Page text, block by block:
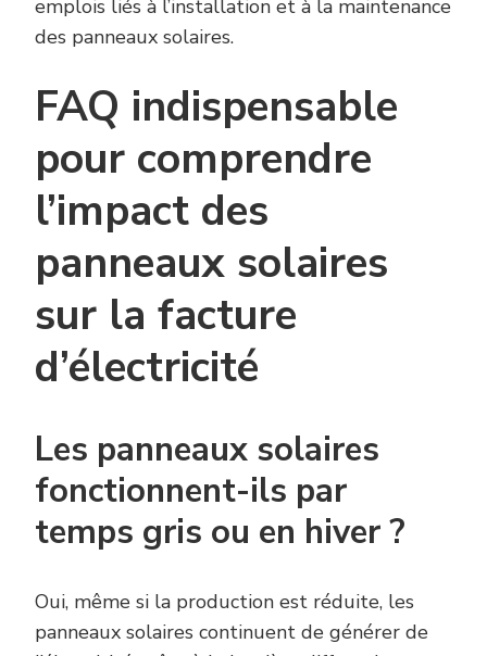
emplois liés à l’installation et à la maintenance
des panneaux solaires.
FAQ indispensable
pour comprendre
l’impact des
panneaux solaires
sur la facture
d’électricité
Les panneaux solaires
fonctionnent-ils par
temps gris ou en hiver ?
Oui, même si la production est réduite, les
panneaux solaires continuent de générer de